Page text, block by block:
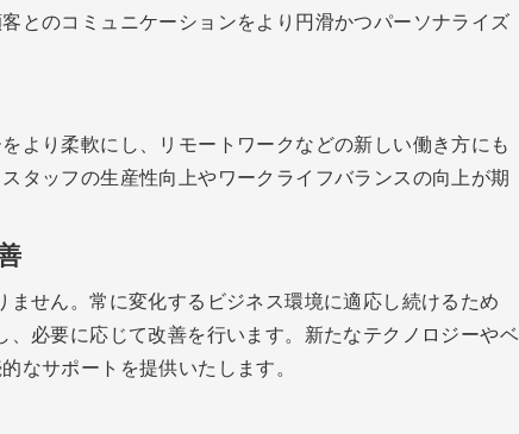
とのコミュニケーションをより円滑かつパーソナライズ
より柔軟にし、リモートワークなどの新しい働き方にも
タッフの生産性向上やワークライフバランスの向上が期
せん。常に変化するビジネス環境に適応し続けるため
必要に応じて改善を行います。新たなテクノロジーやベ
なサポートを提供いたします。